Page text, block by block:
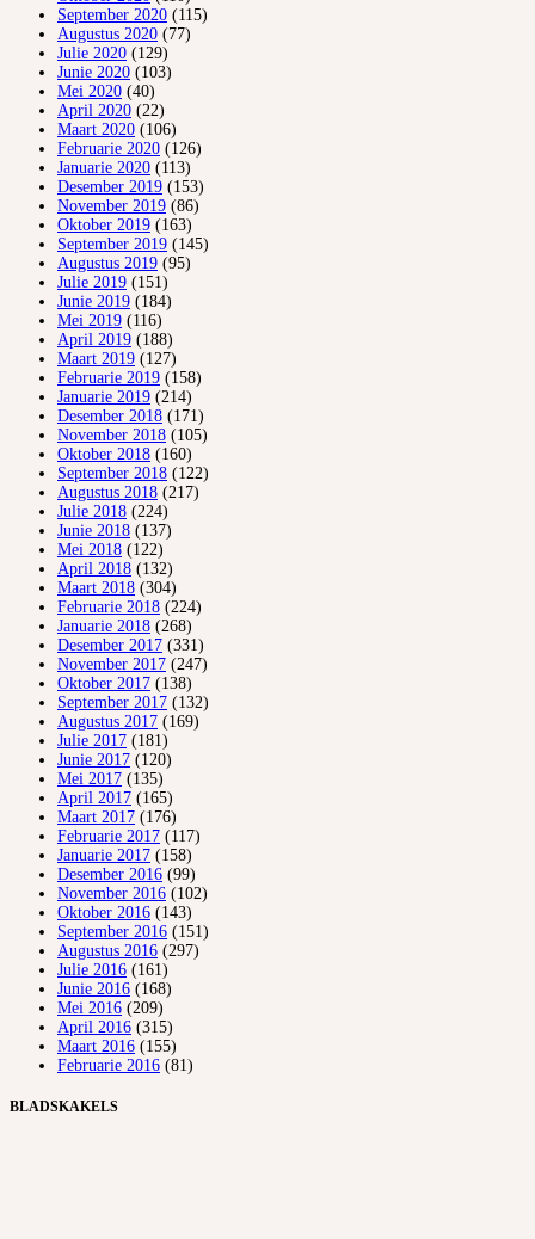
September 2020 (115)
Augustus 2020 (77)
Julie 2020 (129)
Junie 2020 (103)
Mei 2020 (40)
April 2020 (22)
Maart 2020 (106)
Februarie 2020 (126)
Januarie 2020 (113)
Desember 2019 (153)
November 2019 (86)
Oktober 2019 (163)
September 2019 (145)
Augustus 2019 (95)
Julie 2019 (151)
Junie 2019 (184)
Mei 2019 (116)
April 2019 (188)
Maart 2019 (127)
Februarie 2019 (158)
Januarie 2019 (214)
Desember 2018 (171)
November 2018 (105)
Oktober 2018 (160)
September 2018 (122)
Augustus 2018 (217)
Julie 2018 (224)
Junie 2018 (137)
Mei 2018 (122)
April 2018 (132)
Maart 2018 (304)
Februarie 2018 (224)
Januarie 2018 (268)
Desember 2017 (331)
November 2017 (247)
Oktober 2017 (138)
September 2017 (132)
Augustus 2017 (169)
Julie 2017 (181)
Junie 2017 (120)
Mei 2017 (135)
April 2017 (165)
Maart 2017 (176)
Februarie 2017 (117)
Januarie 2017 (158)
Desember 2016 (99)
November 2016 (102)
Oktober 2016 (143)
September 2016 (151)
Augustus 2016 (297)
Julie 2016 (161)
Junie 2016 (168)
Mei 2016 (209)
April 2016 (315)
Maart 2016 (155)
Februarie 2016 (81)
BLADSKAKELS